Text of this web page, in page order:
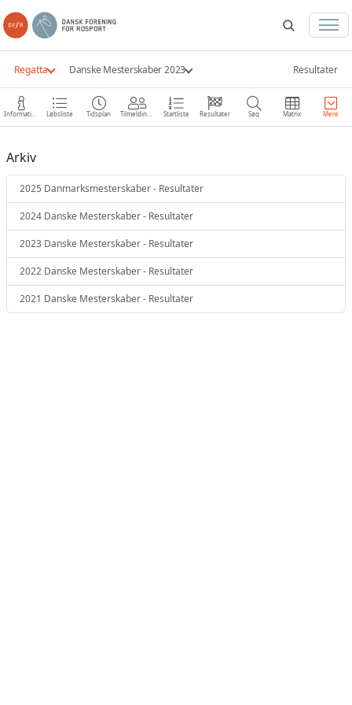
Regatta Danske Mesterskaber 2023 Resultater
Information Løbsliste Tidsplan Tilmeldinger Startliste Resultater Søg Matrix Mere
Arkiv
2025 Danmarksmesterskaber - Resultater
2024 Danske Mesterskaber - Resultater
2023 Danske Mesterskaber - Resultater
2022 Danske Mesterskaber - Resultater
2021 Danske Mesterskaber - Resultater